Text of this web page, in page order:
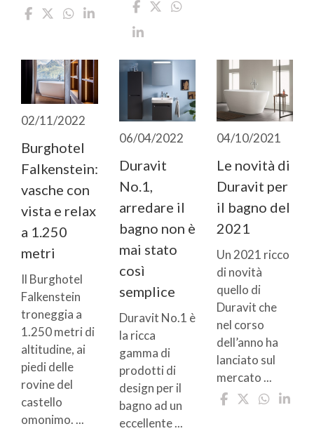
02/11/2022
Burghotel
Falkenstein:
vasche con
vista e relax
a 1.250
metri
Il Burghotel
Falkenstein
troneggia a
1.250 metri di
altitudine, ai
piedi delle
rovine del
castello
omonimo. ...
06/04/2022
Duravit
No.1,
arredare il
bagno non è
mai stato
così
semplice
Duravit No.1 è
la ricca
gamma di
prodotti di
design per il
bagno ad un
eccellente ...
04/10/2021
Le novità di
Duravit per
il bagno del
2021
Un 2021 ricco
di novità
quello di
Duravit che
nel corso
dell’anno ha
lanciato sul
mercato ...